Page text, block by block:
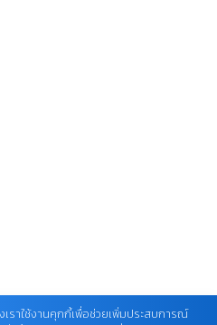
จำกัด
เราใช้งานคุกกี้เพื่อช่วยเพิ่มประสบการณ์